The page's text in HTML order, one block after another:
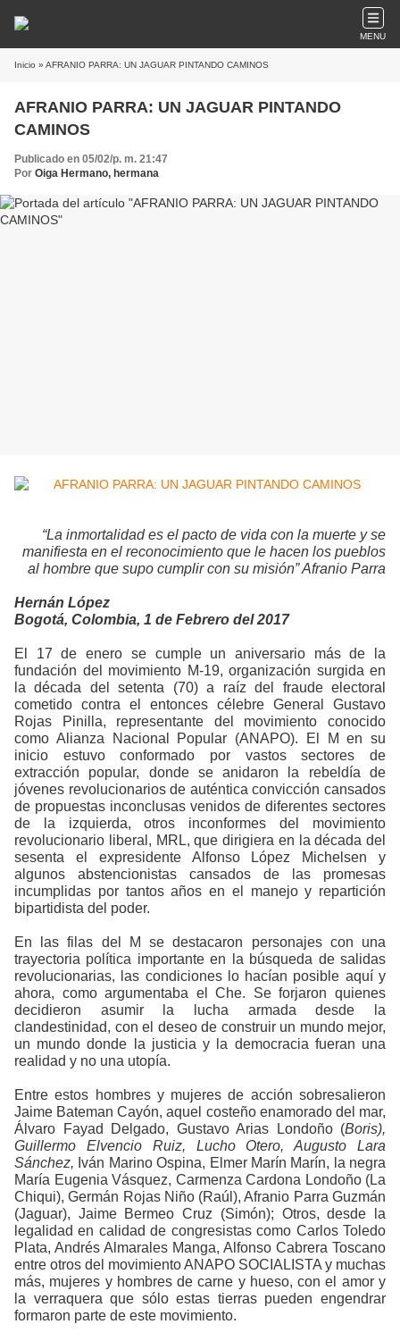
MENU
Inicio » AFRANIO PARRA: UN JAGUAR PINTANDO CAMINOS
AFRANIO PARRA: UN JAGUAR PINTANDO
CAMINOS
Publicado en 05/02/p. m. 21:47
Por Oiga Hermano, hermana
“La inmortalidad es el pacto de vida con la muerte y se
manifiesta en el reconocimiento que le hacen los pueblos
al hombre que supo cumplir con su misión” Afranio Parra
Hernán López
Bogotá, Colombia, 1 de Febrero del 2017
El 17 de enero se cumple un aniversario más de la
fundación del movimiento M-19, organización surgida en
la década del setenta (70) a raíz del fraude electoral
cometido contra el entonces célebre General Gustavo
Rojas Pinilla, representante del movimiento conocido
como Alianza Nacional Popular (ANAPO). El M en su
inicio estuvo conformado por vastos sectores de
extracción popular, donde se anidaron la rebeldía de
jóvenes revolucionarios de auténtica convicción cansados
de propuestas inconclusas venidos de diferentes sectores
de la izquierda, otros inconformes del movimiento
revolucionario liberal, MRL, que dirigiera en la década del
sesenta el expresidente Alfonso López Michelsen y
algunos abstencionistas cansados de las promesas
incumplidas por tantos años en el manejo y repartición
bipartidista del poder.
En las filas del M se destacaron personajes con una
trayectoria política importante en la búsqueda de salidas
revolucionarias, las condiciones lo hacían posible aquí y
ahora, como argumentaba el Che. Se forjaron quienes
decidieron asumir la lucha armada desde la
clandestinidad, con el deseo de construir un mundo mejor,
un mundo donde la justicia y la democracia fueran una
realidad y no una utopía.
Entre estos hombres y mujeres de acción sobresalieron
Jaime Bateman Cayón, aquel costeño enamorado del mar,
Álvaro Fayad Delgado, Gustavo Arias Londoño (Boris),
Guillermo Elvencio Ruiz, Lucho Otero, Augusto Lara
Sánchez, Iván Marino Ospina, Elmer Marín Marín, la negra
María Eugenia Vásquez, Carmenza Cardona Londoño (La
Chiqui), Germán Rojas Niño (Raúl), Afranio Parra Guzmán
(Jaguar), Jaime Bermeo Cruz (Simón); Otros, desde la
legalidad en calidad de congresistas como Carlos Toledo
Plata, Andrés Almarales Manga, Alfonso Cabrera Toscano
entre otros del movimiento ANAPO SOCIALISTA y muchas
más, mujeres y hombres de carne y hueso, con el amor y
la verraquera que sólo estas tierras pueden engendrar
formaron parte de este movimiento.